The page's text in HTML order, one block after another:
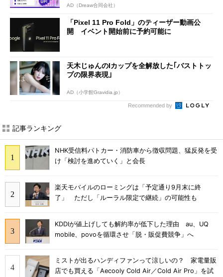
AD（Dreaw合同会社）
「Pixel 11 Pro Fold」のティーザー動画公
開 イベント開始前に予約可能に
天木じゅんのIカップを全解放した｢バストトッ
プの限界表現｣
AD（小学館Gravidia.jp）
Recommended by
記事ランキング
NHK受信料パトカー・消防車から徴収問題、猛反発を受
け「検討を進めていく」と会長
楽天モバイルのローミングは「予定通り9月末に終
了」 ただし「ルーラル限定で継続」の可能性も
KDDIが値上げしても解約率が低下した理由 au、UQ
mobile、povoを循環させ「脱・販促費競争」へ
ミストが出るハンディファンって涼しいの？ 家電量販
店でも買える「Aecooly Cold Air／Cold Air Pro」を試